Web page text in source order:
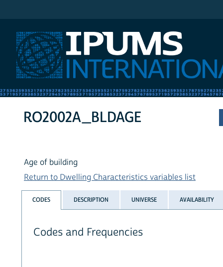
RO2002A_BLDAGE
Age of building
Return to Dwelling Characteristics variables list
CODES DESCRIPTION UNIVERSE AVAILABILITY
Codes and Frequencies